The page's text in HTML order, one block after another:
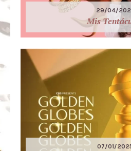
29/04/
Mis
07/01/